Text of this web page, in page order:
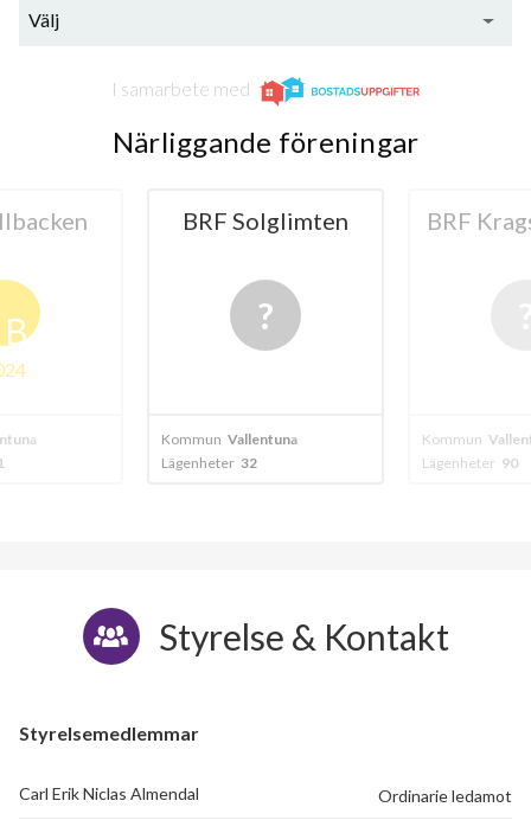
Välj
I samarbete med
Närliggande föreningar
B
BRF Solglimten
Kommun Vallentuna
Lägenheter 32
BRF
Kommun
Lägenheter 90
Styrelse & Kontakt
Styrelsemedlemmar
Carl Erik Niclas Almendal Ordinarie ledamot